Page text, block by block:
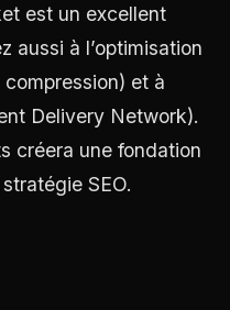
est un excellent
aussi à l’optimisation
et à
Delivery Network).
créera une fondation
SEO.